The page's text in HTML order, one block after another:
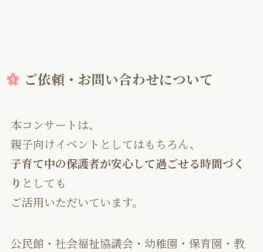
ご依頼・お問い合わせについて
本コンサートは、
親子向けイベントとしてはもちろん、
子育て中の保護者が安心して過ごせる時間づく
り としても
ご活用いただいています。
公民館・社会福祉協議会・幼稚園・保育園・教